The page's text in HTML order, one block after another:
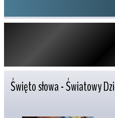
Święto słowa - Światowy